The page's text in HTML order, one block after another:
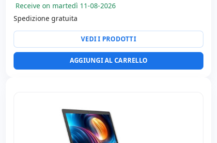
Multimedia: Webcam
Connettività: RJ-45 · WIFI · Bluetooth
Specifico portatile: Lingua tastiera Spagnolo
Imballaggio hR
Peso: 1.50 Kg.
Receive on martedì 11-08-2026
Spedizione gratuita
VEDI I PRODOTTI
AGGIUNGI AL CARRELLO